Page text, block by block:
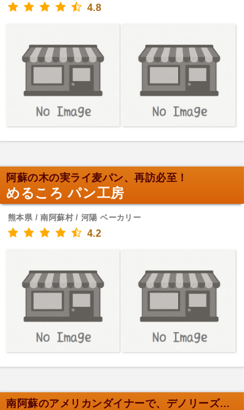
4.8
阿蘇の木の実ライ麦パン、再訪必至！
めるころ パン工房
熊本県 / 南阿蘇村 / 河陽 ベーカリー
4.2
南阿蘇のアメリカンダイナーで、デノリーズバーガー！